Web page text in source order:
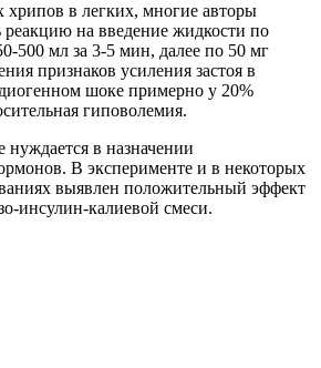
в легких, многие авторы
на введение жидкости по
500 мл за 3-5 мин, далее по 50 мг
признаков усиления застоя в
шоке примерно у 20%
гиповолемия.
в назначении
В эксперименте и в некоторых
выявлен положительный эффект
инсулин-калиевой смеси.